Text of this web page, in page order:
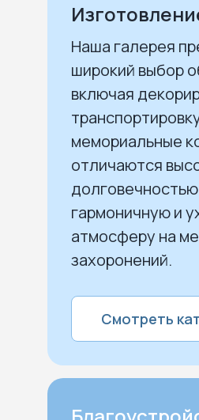
Наша галерея
широкий выбор
включая
мемориальные
отличаются
долговечностью
гармоничную и
атмосферу на
захоронений.
Смотреть